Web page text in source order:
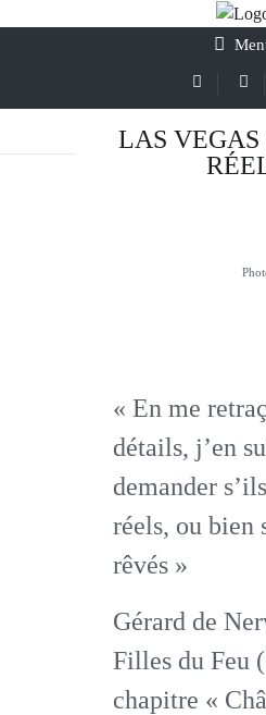
LAS
« En me
détails, j’en
demander
réels, ou bien
rêvés »
Gérard de
Filles du Feu (
chapitre «